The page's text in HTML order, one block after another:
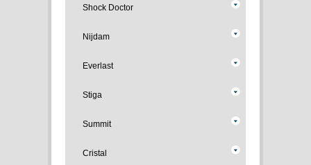
Shock Doctor
Nijdam
Everlast
Stiga
Summit
Cristal